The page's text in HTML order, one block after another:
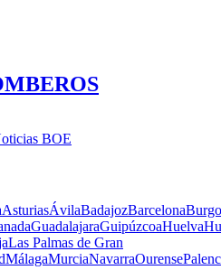
BOE
AsturiasÁvilaBadajozBarcelona
GuadalajaraGuipúzcoaHuelva
Las Palmas de Gran
MálagaMurciaNavarraOurense